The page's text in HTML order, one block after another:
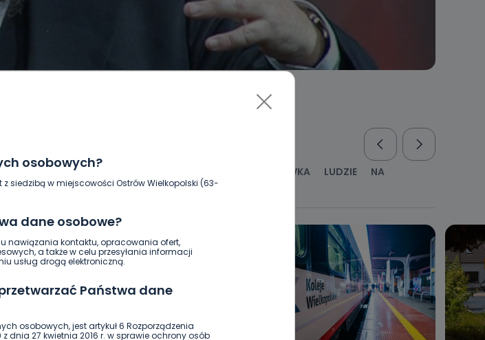
osobowych?
siedzibą w miejscowości Ostrów Wielkopolski (63-
dane osobowe?
nawiązania kontaktu, opracowania ofert,
a także w celu przesyłania informacji
usług drogą elektroniczną.
Państwa dane
osobowych, jest artykuł 6 Rozporządzenia
dnia 27 kwietnia 2016 r. w sprawie ochrony osób
HISTORIA KULTURA I ROZRYWKA LUDZIE
NA
INFO WSZYSTKICH ŚWIĘTYCH WYWIADY